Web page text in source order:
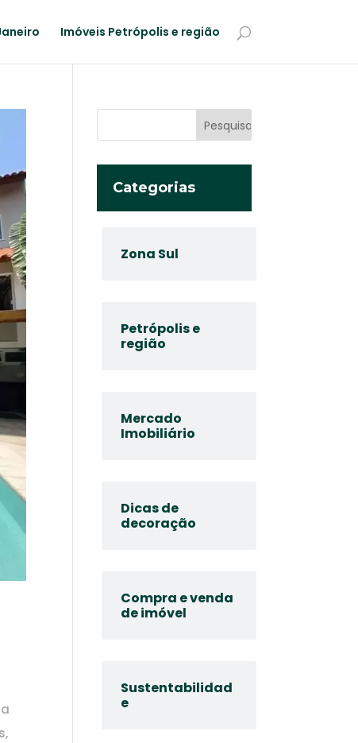
Imóveis Petrópolis e região
Categorias
Zona Sul
Petrópolis e
região
Mercado
Imobiliário
Dicas de
decoração
Compra e venda
de imóvel
Sustentabilidad
e